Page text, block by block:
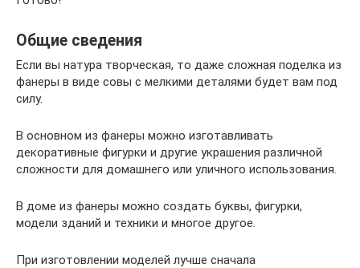
Общие сведения
Если вы натура творческая, то даже сложная поделка из
фанеры в виде совы с мелкими деталями будет вам под
силу.
В основном из фанеры можно изготавливать
декоративные фигурки и другие украшения различной
сложности для домашнего или уличного использования.
В доме из фанеры можно создать буквы, фигурки,
модели зданий и техники и многое другое.
При изготовлении моделей лучше сначала